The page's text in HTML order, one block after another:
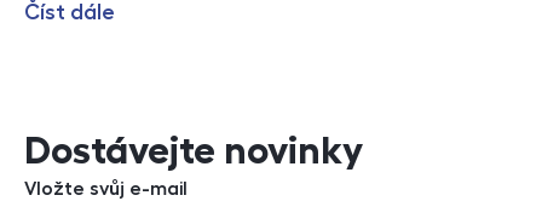
Číst dále
Dostávejte novinky
Vložte svůj e-mail